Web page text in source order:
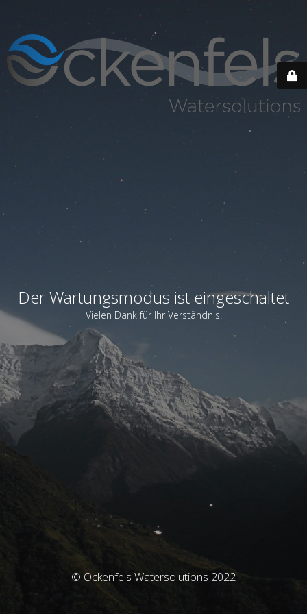
Der Wartungsmodus ist eingeschaltet
Vielen Dank für Ihr Verständnis.
© Ockenfels Watersolutions 2022